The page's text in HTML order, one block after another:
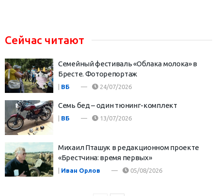
Сейчас читают
Семейный фестиваль «Облака молока» в
Бресте. Фоторепортаж
ВБ 24/07/2026
Семь бед – один тюнинг-комплект
ВБ 13/07/2026
Михаил Пташук в редакционном проекте
«Брестчина: время первых»
Иван Орлов 05/08/2026